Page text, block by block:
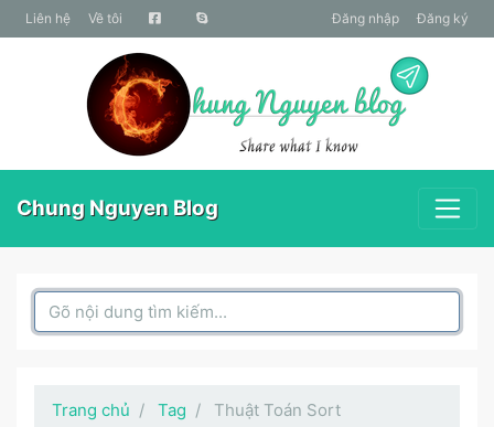
liên hệ Về tôi Đăng nhập Đăng ký
Chung Nguyen Blog
Search Box
Trang chủ Tag Thuật Toán Sort